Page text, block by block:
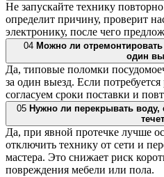
Не запускайте технику
определит причину, проверит
электронику, после чего
04 Можно ли
один
Да, типовые поломки
за один выезд. Если потребуется
согласуем сроки поставки и
05 Нужно ли перекрывать
Да, при явной протечке лучше
отключить технику от сети и
мастера. Это снижает риск
повреждения мебели или пола.